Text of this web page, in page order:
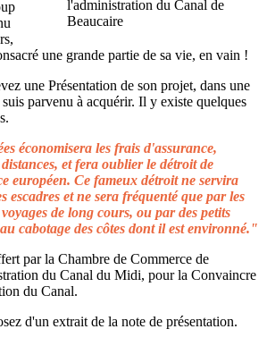
une grande partie de sa vie, en vain !
une Présentation de son projet, dans une
parvenu à acquérir. Il y existe quelques
économisera les frais d'assurance,
et fera oublier le détroit de
européen. Ce fameux détroit ne servira
escadres et ne sera fréquenté que par les
de long cours, ou par des petits
cabotage des côtes dont il est environné."
par la Chambre de Commerce de
du Canal du Midi, pour la Convaincre
du Canal.
d'un extrait de la note de présentation.